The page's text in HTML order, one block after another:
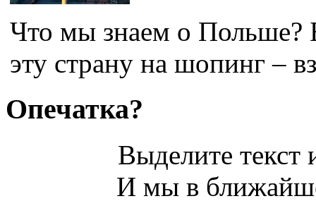
Что мы знаем о Польше?
эту страну на шопинг –
Опечатка?
Выделите
И мы в